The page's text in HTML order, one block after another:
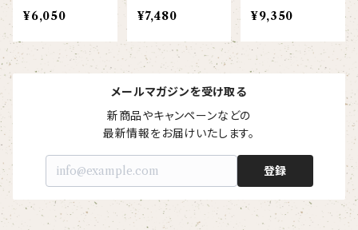
【xx's day】
【birthday】
【6faces】
カラードライポロシャツ
オックスフォード長袖シャツ
ドライジップパーカー
ドライストレッチプルオーバーパーカー
【custom_point】
ハット・ネックウォーマー
たたきのトリ アイリス
たたきのトリ スカーレット
ゴールデンターキン
オセロット
アンクルバク
カズンバク
パーカッションチーム
いセット（こども
5枚/片面プリン
ト）
¥6,050
いセット（大人4
枚/片面プリン
ト）
¥7,480
いセット（大人5
枚/片面プリン
ト）
¥9,350
メールマガジンを受け取る
新商品やキャンペーンなどの
最新情報をお届けいたします。
登録